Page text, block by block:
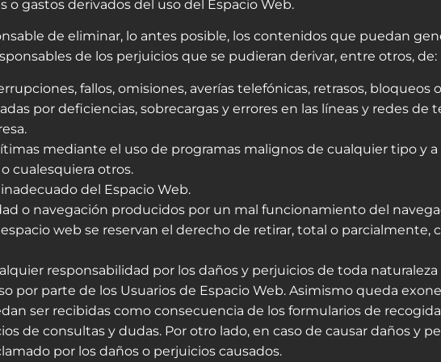
o gastos derivados del uso del Espacio Web.
de eliminar, lo antes posible, los contenidos que puedan
de los perjuicios que se pudieran derivar, entre otros, de:
fallos, omisiones, averías telefónicas, retrasos,
por deficiencias, sobrecargas y errores en las líneas y redes de
mediante el uso de programas malignos de cualquier tipo y
cualesquiera otros.
del Espacio Web.
o navegación producidos por un mal funcionamiento del
web se reservan el derecho de retirar, total o
responsabilidad por los daños y perjuicios de toda
por parte de los Usuarios de Espacio Web. Asimismo queda
ser recibidas como consecuencia de los formularios de
de consultas y dudas. Por otro lado, en caso de causar daños y
por los daños o perjuicios causados.